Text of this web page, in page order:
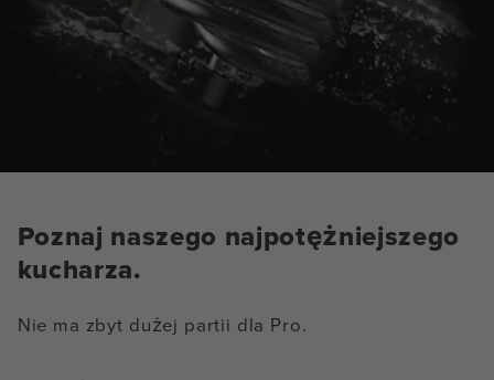
Poznaj naszego najpotężniejszego
kucharza.
Nie ma zbyt dużej partii dla Pro.